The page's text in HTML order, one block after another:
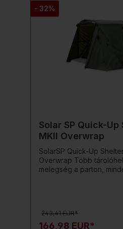
- 32%
Solar SP Quick-Up
MKII Overwrap
SolarSP Quick-Up
Overwrap Több
melegség a parton,
a Shelter hátsó bejárati-/
maximális kényelem és
243,41 EUR*
166,98 EUR*